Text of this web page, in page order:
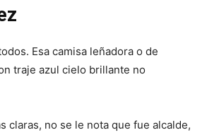
Esa camisa leñadora o de
traje azul cielo brillante no
claras, no se le nota que fue alcalde,